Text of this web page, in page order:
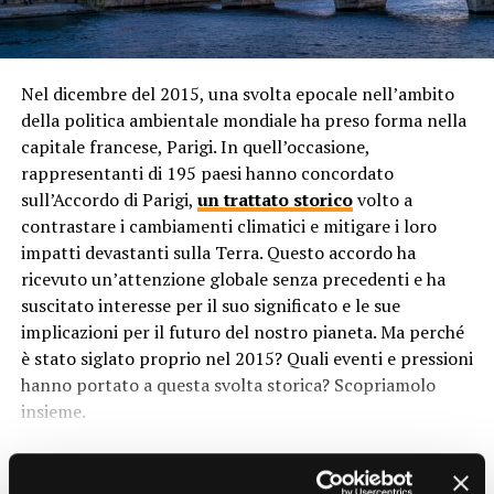
informate e a sviluppare politiche basate su evidenze
scientifiche.
Benefici della Sorveglianza
Continua
1.Prevenzione di Catastrofi
Ambientali
Il monitoraggio costante dell’effetto serra consente di
identificare rapidamente situazioni di emergenza e di
prevenire catastrofi ambientali. La tempestiva risposta
alle variazioni climatiche estreme può salvare vite
umane, preservare ecosistemi delicati e ridurre danni
economici.
Sviluppo di Tecnologie Pulite
da Europa, Asia, Africa e oltre.
Isolamento Geografico
Nonostante la crescente globalizzazione, molte isole
dell’Oceania rimangono relativamente isolate
geograficamente. Questo isolamento ha contribuito a
preservare le tradizioni culturali e le lingue delle
comunità locali, consentendo loro di sviluppare identità
distintive nel corso dei secoli.
Influenze Coloniali
Le influenze coloniali hanno giocato un ruolo
significativo nella modellatura della diversità culturale e
linguistica dell’Oceania. Molte delle isole dell’Oceania
Bretagna, Francia, Spagna e Paesi Bassi. Questo ha
portato all’introduzione di nuove lingue, religioni e
Nel dicembre del 2015, una svolta epocale nell’ambito
della politica ambientale mondiale ha preso forma nella
capitale francese, Parigi. In quell’occasione,
rappresentanti di 195 paesi hanno concordato
sull’Accordo di Parigi, un trattato storicovolto a
contrastare i cambiamenti climatici e mitigare i loro
impatti devastanti sulla Terra. Questo accordo ha
ricevuto un’attenzione globale senza precedenti e ha
suscitato interesse per il suo significato e le sue
implicazioni per il futuro del nostro pianeta. Ma perché
è stato siglato proprio nel 2015? Quali eventi e pressioni
hanno portato a questa svolta storica? Scopriamolo
insieme.
Contesto Globale dei Cambiamenti